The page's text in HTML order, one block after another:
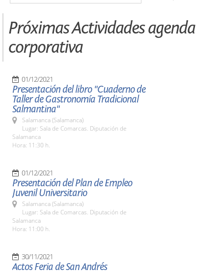
Próximas Actividades agenda
corporativa
01/12/2021
Presentación del libro "Cuaderno de
Taller de Gastronomía Tradicional
Salmantina"
Salamanca (Salamanca)
Lugar: Sala de Comarcas. Diputación de
Salamanca
Hora: 11:30 h.
01/12/2021
Presentación del Plan de Empleo
Juvenil Universitario
Salamanca (Salamanca)
Lugar: Sala de Comarcas. Diputación de
Salamanca
Hora: 11:00 h.
30/11/2021
Actos Feria de San Andrés